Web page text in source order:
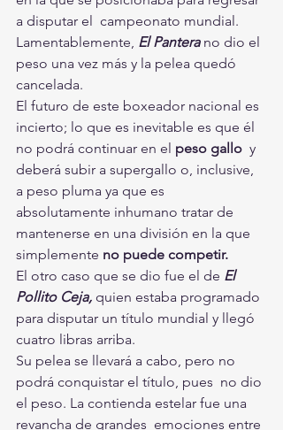
a disputar el  campeonato mundial.
Lamentablemente, El Pantera no dio el
peso una vez más y la pelea quedó
cancelada.
El futuro de este boxeador nacional es
incierto; lo que es inevitable es que él
no podrá continuar en el peso gallo
  y
deberá subir a supergallo o, inclusive,
a peso pluma ya que es
absolutamente inhumano tratar de
mantenerse en una división en la que
simplemente no puede competir.
El otro caso que se dio fue el de El
Pollito Ceja, quien estaba programado
para disputar un título mundial y llegó
cuatro libras arriba.
Su pelea se llevará a cabo, pero no
podrá conquistar el título, pues  no dio
el peso. La contienda estelar fue una
revancha de grandes  emociones entre